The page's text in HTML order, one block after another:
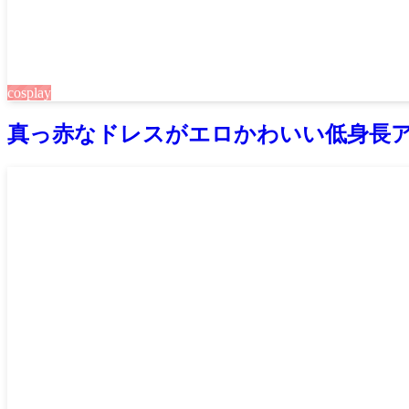
cosplay
真っ赤なドレスがエロかわいい低身長